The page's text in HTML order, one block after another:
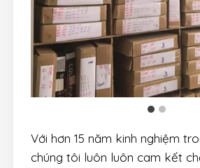
Với hơn 15 năm kinh nghiệm
chúng tôi luôn luôn cam kết